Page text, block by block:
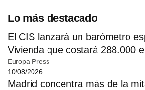
Lo más destacado
El CIS lanzará un barómetro
Vivienda que costará 288.000
Europa Press
10/08/2026
Madrid concentra más de la